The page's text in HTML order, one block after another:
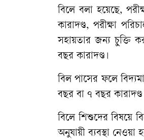
বিলে বলা হয়েছে,
কারাদণ্ড, পরীক্ষা
সহায়তার জন্য চুক্তি
বছর কারাদণ্ড।
বিল পাসের ফলে
বছর বা ৭ বছর
বিলে শিশুদের বিষয়ে
অনুযায়ী ব্যবস্থা নেওয়া